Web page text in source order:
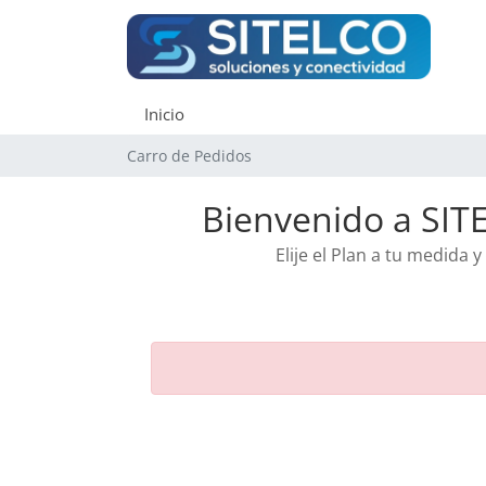
Inicio
Carro de Pedidos
Bienvenido a
Elije el Plan a tu medida